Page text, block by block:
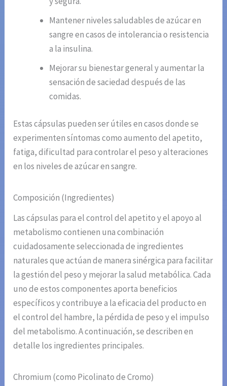
Mantener niveles saludables de azúcar en
sangre en casos de intolerancia o resistencia
a la insulina.
Mejorar su bienestar general y aumentar la
sensación de saciedad después de las
comidas.
Estas cápsulas pueden ser útiles en casos donde se
experimenten síntomas como aumento del apetito,
fatiga, dificultad para controlar el peso y alteraciones
en los niveles de azúcar en sangre.
Composición (Ingredientes)
Las cápsulas para el control del apetito y el apoyo al
metabolismo contienen una combinación
cuidadosamente seleccionada de ingredientes
naturales que actúan de manera sinérgica para facilitar
la gestión del peso y mejorar la salud metabólica. Cada
uno de estos componentes aporta beneficios
específicos y contribuye a la eficacia del producto en
el control del hambre, la pérdida de peso y el impulso
del metabolismo. A continuación, se describen en
detalle los ingredientes principales.
Chromium (como Picolinato de Cromo)